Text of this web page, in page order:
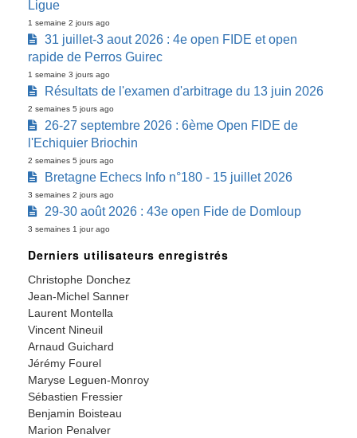
Ligue
1 semaine 2 jours ago
31 juillet-3 aout 2026 : 4e open FIDE et open
rapide de Perros Guirec
1 semaine 3 jours ago
Résultats de l'examen d'arbitrage du 13 juin 2026
2 semaines 5 jours ago
26-27 septembre 2026 : 6ème Open FIDE de
l'Echiquier Briochin
2 semaines 5 jours ago
Bretagne Echecs Info n°180 - 15 juillet 2026
3 semaines 2 jours ago
29-30 août 2026 : 43e open Fide de Domloup
3 semaines 1 jour ago
Derniers utilisateurs enregistrés
Christophe Donchez
Jean-Michel Sanner
Laurent Montella
Vincent Nineuil
Arnaud Guichard
Jérémy Fourel
Maryse Leguen-Monroy
Sébastien Fressier
Benjamin Boisteau
Marion Penalver